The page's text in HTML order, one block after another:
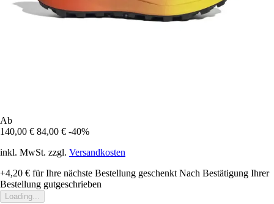
Ab
140,00 € 84,00 € -40%
inkl. MwSt. zzgl. Versandkosten
+4,20 € für Ihre nächste Bestellung geschenkt Nach Bestätigung Ihrer
Bestellung gutgeschrieben
Loading...